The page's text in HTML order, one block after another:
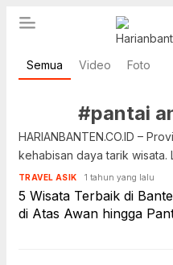
Harianbanten.co.id
Berita Banten dan
Semua Video Foto
#pantai
HARIANBANTEN.CO.ID –
kehabisan daya tarik wisata.
TRAVEL ASIK 1 tahun yang lalu
5 Wisata Terbaik di
di Atas Awan hingga